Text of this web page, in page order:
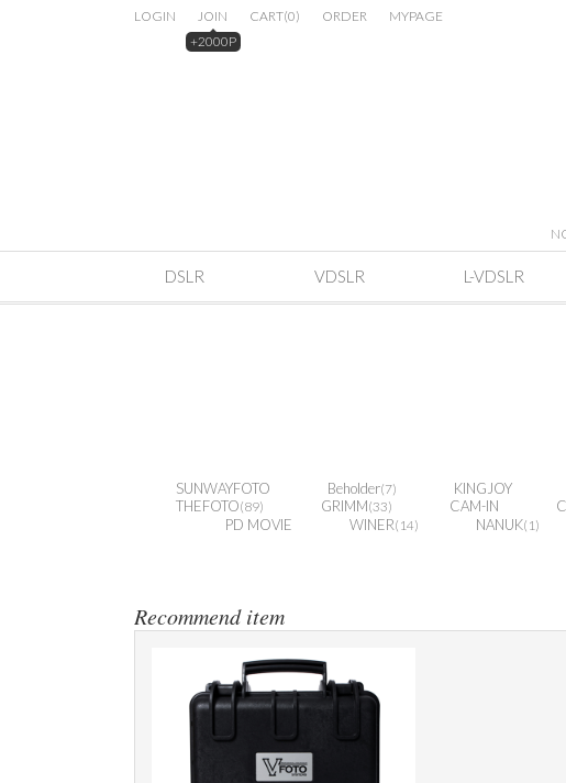
LOGIN
JOIN
+2000P
CART(0) ORDER MYPAGE
DSLR VDSLR L-VDSLR
SUNWAYFOTO Beholder(7) KINGJOY
THEFOTO(89) GRIMM(33) CAM-IN
PD MOVIE WINER(14) NANUK(1)
Recommend item